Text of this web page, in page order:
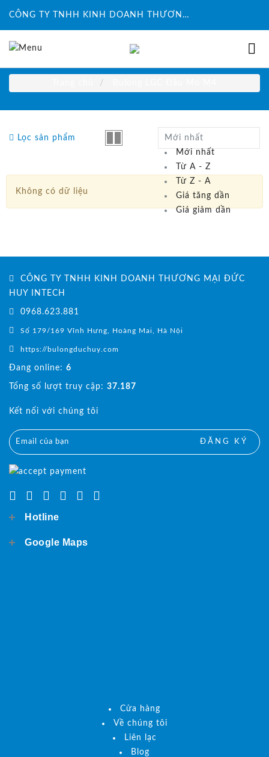
CÔNG TY TNHH KINH DOANH THƯƠNG MẠI ĐỨC HUY INTECH
Lọc sản phẩm
Mới nhất
Mới nhất
Từ A - Z
Từ Z - A
Giá tăng dần
Giá giảm dần
Không có dữ liệu
CÔNG TY TNHH KINH DOANH THƯƠNG MẠI ĐỨC
HUY INTECH
0968.623.881
Số 179/169 Vĩnh Hưng, Hoàng Mai, Hà Nội
https://bulongduchuy.com
Đang online: 6
Tổng số lượt truy cập: 37.187
Kết nối với chúng tôi
ĐĂNG KÝ
Hotline
Google Maps
Cửa hàng
Về chúng tôi
Liên lạc
Blog